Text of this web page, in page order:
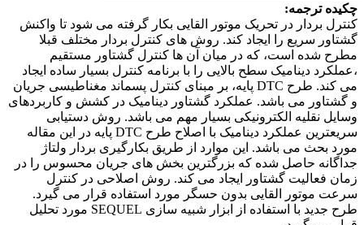
چکیده ترجمه:
کنترل بردار در تحریک موتور القایی بکار گرفته می شود تا واکنش
گشتاور سریع را ایجاد کند. روش های کنترل بردار مختلف قبلا
مطرح شده است، که در میان آن ها کنترل گشتاور مستقیم
،عملکرد دینامیک سطح بالایی را با برنامه کنترل بسیار ساده ایجاد
می کند. طرح DTC پایه، بر مبنای کنترل پسماند مغناطیسی جریان
و گشتاور می باشد. عملکرد گشتاور دینامیک در کشش و کاربردهای
وسایل نقلیه الکترونیکی بسیار مهم می باشد. روش دستیابی
سریعترین عملکرد دینامیک با اصلاح طرح DTC پایه در این مقاله
مورد بحث می باشد. این موارد از طریق بکارگیری بردار ولتاژ
جداگانه حاصل شده که بزرگترین بخش های جریان محسوس را در
زمان فعالیت گشتاور ایجاد می کند. روش اصلاحی در کنترل
سرعت موتور القایی بدون حسگر مورد استفاده قرار می گیرد.
طرح جدید با استفاده از ابزار شبیه سازی SEQUEL مورد تحلیل